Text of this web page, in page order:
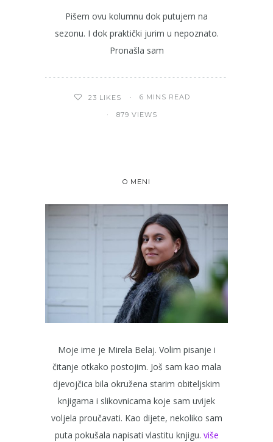
Pišem ovu kolumnu dok putujem na
sezonu. I dok praktički jurim u nepoznato.
Pronašla sam
23 LIKES 6 MINS READ
879 VIEWS
O MENI
Moje ime je Mirela Belaj. Volim pisanje i
čitanje otkako postojim. Još sam kao mala
djevojčica bila okružena starim obiteljskim
knjigama i slikovnicama koje sam uvijek
voljela proučavati. Kao dijete, nekoliko sam
puta pokušala napisati vlastitu knjigu. više